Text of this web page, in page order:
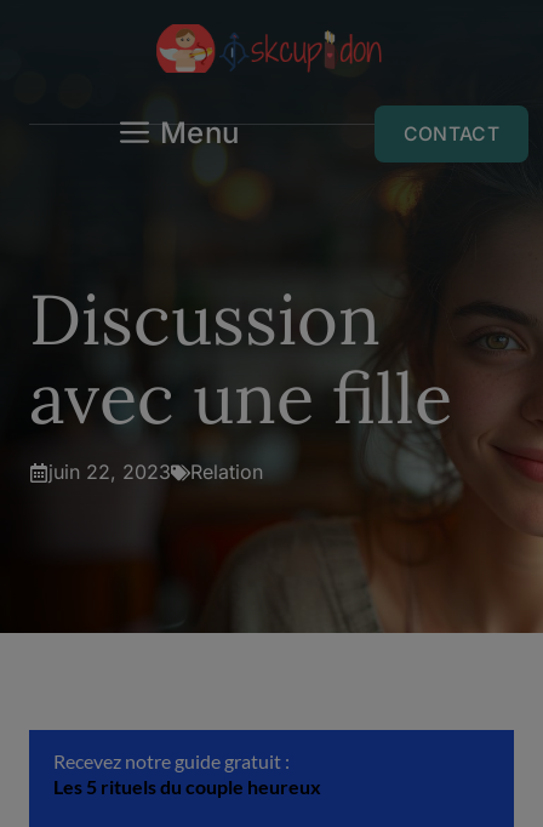
Menu CONTACT
Discussion
avec une fille
juin 22, 2023 Relation